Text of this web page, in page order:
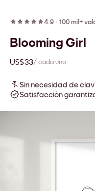
4.9 · 100 mil+
Blooming Girl
US$33/ cada uno
Sin necesidad de
Satisfacción